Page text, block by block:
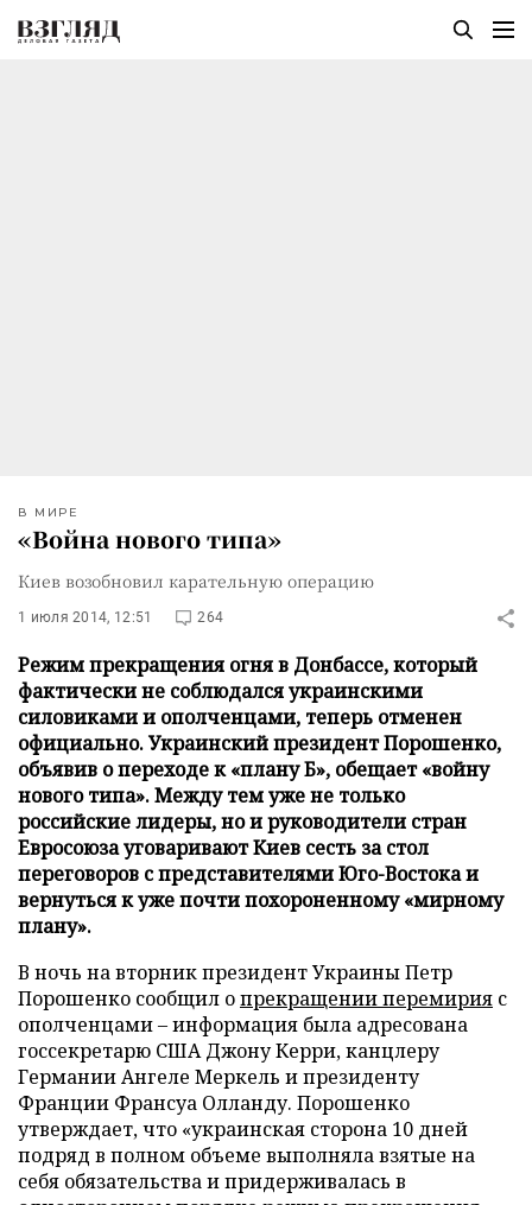
В МИРЕ
«Война нового типа»
Киев возобновил карательную операцию
1 июля 2014, 12:51 264
Режим прекращения огня в Донбассе, который
фактически не соблюдался украинскими
силовиками и ополченцами, теперь отменен
официально. Украинский президент Порошенко,
объявив о переходе к «плану Б», обещает «войну
нового типа». Между тем уже не только
российские лидеры, но и руководители стран
Евросоюза уговаривают Киев сесть за стол
переговоров с представителями Юго-Востока и
вернуться к уже почти похороненному «мирному
плану».
В ночь на вторник президент Украины Петр
Порошенко сообщил опрекращении перемирия с
ополченцами – информация была адресована
госсекретарю США Джону Керри, канцлеру
Германии Ангеле Меркель и президенту
Франции Франсуа Олланду. Порошенко
утверждает, что «украинская сторона 10 дней
подряд в полном объеме выполняла взятые на
себя обязательства и придерживалась в